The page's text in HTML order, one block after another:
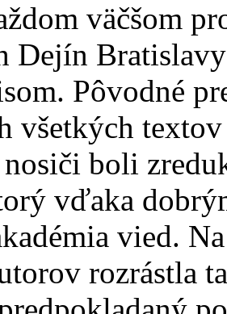
väčšom
Dejín
Pôvodné
všetkých
boli
vďaka
vied.
rozrástla